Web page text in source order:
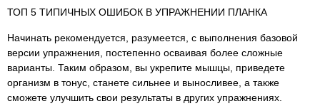
ТОП 5 ТИПИЧНЫХ ОШИБОК В УПРАЖНЕНИИ ПЛАНКА
Начинать рекомендуется, разумеется, с выполнения базовой
версии упражнения, постепенно осваивая более сложные
варианты. Таким образом, вы укрепите мышцы, приведете
организм в тонус, станете сильнее и выносливее, а также
сможете улучшить свои результаты в других упражнениях.